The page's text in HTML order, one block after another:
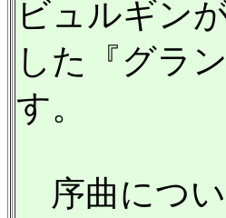
ビュルギン
した『グラ
す。
序曲につい